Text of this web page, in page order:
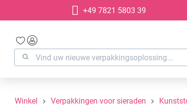
Ga naar de hoofdnavigatie
+49 7821 5803 39
Winkel Verpakkingen voor sieraden